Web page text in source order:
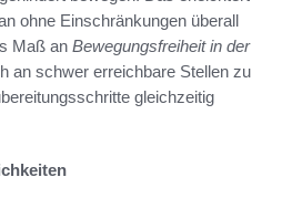
ohne Einschränkungen überall
Maß an Bewegungsfreiheit in der
an schwer erreichbare Stellen zu
gleichzeitig